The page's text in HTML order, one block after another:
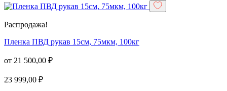
Распродажа!
Пленка ПВД рукав 15см, 75мкм, 100кг
от 21 500,00 ₽
23 999,00 ₽